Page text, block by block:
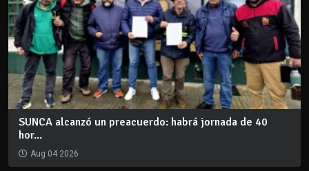
SUNCA alcanzó un preacuerdo: habrá jornada de 40
hor...
Aug 04 2026